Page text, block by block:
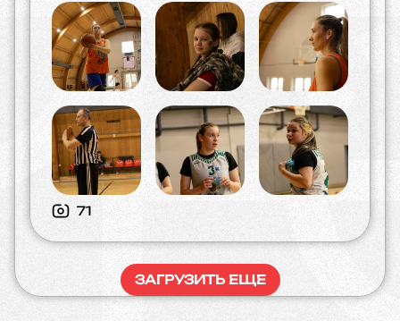
71
ЗАГРУЗИТЬ ЕЩЕ